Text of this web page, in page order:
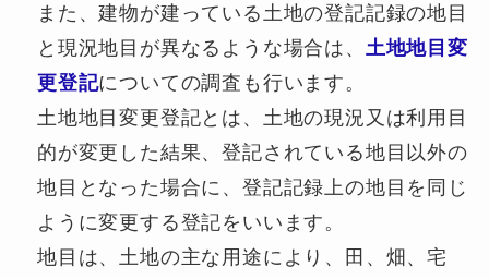
また、建物が建っている土地の登記記録の地目
と現況地目が異なるような場合は、 土地地目変
更登記についての調査も行います。
土地地目変更登記とは、土地の現況又は利用目
的が変更した結果、登記されている地目以外の
地目となった場合に、登記記録上の地目を同じ
ように変更する登記をいいます。
地目は、土地の主な用途により、田、畑、宅